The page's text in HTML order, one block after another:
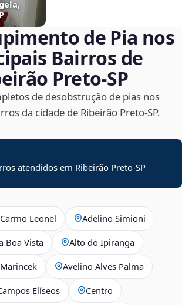
de Pia nos
Bairros de
Preto‑SP
de desobstrução de pias nos
da cidade de Ribeirão Preto‑SP.
atendidos em Ribeirão Preto-SP
Leonel Adelino Simioni
Boa Vista Alto do Ipiranga
Avelino Alves Palma
Elíseos Centro